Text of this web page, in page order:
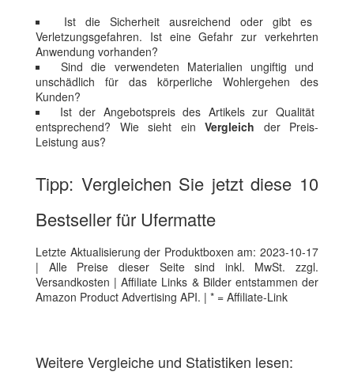
Ist die Sicherheit ausreichend oder gibt es
Verletzungsgefahren. Ist eine Gefahr zur verkehrten
Anwendung vorhanden?
Sind die verwendeten Materialien ungiftig und
unschädlich für das körperliche Wohlergehen des
Kunden?
Ist der Angebotspreis des Artikels zur Qualität
entsprechend? Wie sieht ein Vergleich der Preis-
Leistung aus?
Tipp: Vergleichen Sie jetzt diese 10
Bestseller für Ufermatte
Letzte Aktualisierung der Produktboxen am: 2023-10-17
| Alle Preise dieser Seite sind inkl. MwSt. zzgl.
Versandkosten | Affiliate Links & Bilder entstammen der
Amazon Product Advertising API. | * = Affiliate-Link
Weitere Vergleiche und Statistiken lesen: